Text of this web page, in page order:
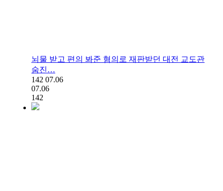
뇌물 받고 편의 봐준 혐의로 재판받던 대전 교도관
숨진…
142 07.06
07.06
142